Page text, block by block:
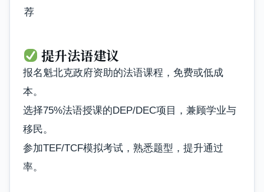
荐
提升法语建议
报名魁北克政府资助的法语课程，免费或低成
本。
选择75%法语授课的DEP/DEC项目，兼顾学业与
移民。
参加TEF/TCF模拟考试，熟悉题型，提升通过
率。